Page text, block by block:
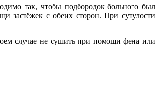
так, чтобы подбородок больного был
застёжек с обеих сторон. При сутулости
случае не сушить при помощи фена или